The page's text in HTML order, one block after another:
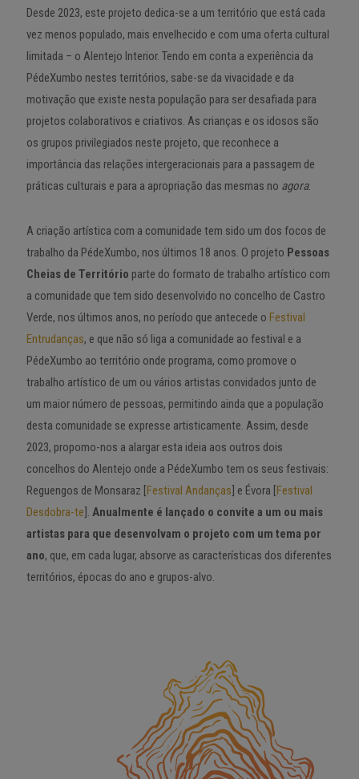
Desde 2023, este projeto dedica-se a um território que está cada
vez menos populado, mais envelhecido e com uma oferta cultural
limitada – o Alentejo Interior. Tendo em conta a experiência da
PédeXumbo nestes territórios, sabe-se da vivacidade e da
motivação que existe nesta população para ser desafiada para
projetos colaborativos e criativos. As crianças e os idosos são
os grupos privilegiados neste projeto, que reconhece a
importância das relações intergeracionais para a passagem de
práticas culturais e para a apropriação das mesmas no agora.
A criação artística com a comunidade tem sido um dos focos de
trabalho da PédeXumbo, nos últimos 18 anos. O projeto Pessoas
Cheias de Território parte do formato de trabalho artístico com
a comunidade que tem sido desenvolvido no concelho de Castro
Verde, nos últimos anos, no período que antecede o Festival
Entrudanças, e que não só liga a comunidade ao festival e a
PédeXumbo ao território onde programa, como promove o
trabalho artístico de um ou vários artistas convidados junto de
um maior número de pessoas, permitindo ainda que a população
desta comunidade se expresse artisticamente. Assim, desde
2023, propomo-nos a alargar esta ideia aos outros dois
concelhos do Alentejo onde a PédeXumbo tem os seus festivais:
Reguengos de Monsaraz [ Festival Andanças ] e Évora [ Festival
Desdobra-te ]. Anualmente é lançado o convite a um ou mais
artistas para que desenvolvam o projeto com um tema por
ano, que, em cada lugar, absorve as características dos diferentes
territórios, épocas do ano e grupos-alvo.